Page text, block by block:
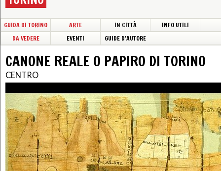
GUIDA DI TORINO ARTE IN CITTÀ
INFO UTILI
DA VEDERE
EVENTI GUIDE D'AUTORE
CANONE REALE O PAPIRO DI TORINO
CENTRO